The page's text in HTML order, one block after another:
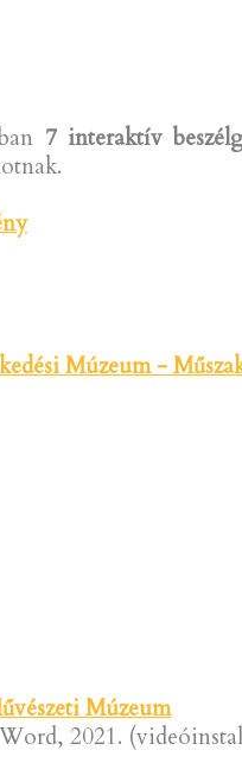
7 interaktív
Múzeum -
Múzeum
2021.